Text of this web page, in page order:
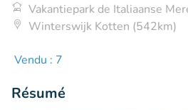
Vakantiepark de Italiaanse
Winterswijk Kotten (542km)
Vendu : 7
Résumé